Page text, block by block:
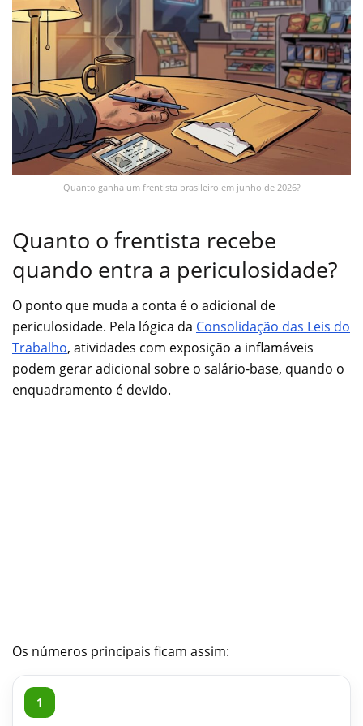
Quanto ganha um frentista brasileiro em junho de 2026?
Quanto o frentista recebe
quando entra a periculosidade?
O ponto que muda a conta é o adicional de
periculosidade. Pela lógica da Consolidação das Leis do
Trabalho, atividades com exposição a inflamáveis
podem gerar adicional sobre o salário-base, quando o
enquadramento é devido.
Os números principais ficam assim:
1